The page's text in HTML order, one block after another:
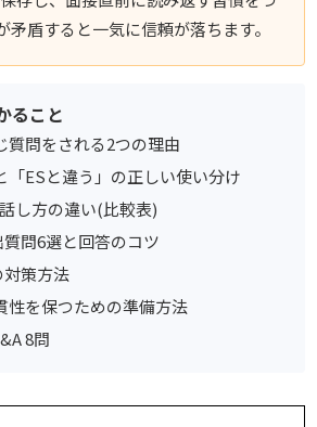
矛盾すると一気に信頼が落ちます。
ること
質問をされる2つの理由
「ESと違う」の正しい使い分け
し方の違い(比較表)
問6選と回答のコツ
策方法
性を保つための準備方法
8問